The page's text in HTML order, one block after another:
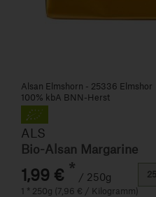
Alsan Elmshorn - 25336 Elmshor
100% kbA BNN-Herst
ALS
Bio-Alsan Margarine
1,99 € * / 250g
1 * 250g (7,96 € / Kilogramm)